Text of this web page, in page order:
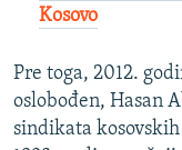
Kosovo
Pre toga, 2012.
oslobođen, Hasan
sindikata